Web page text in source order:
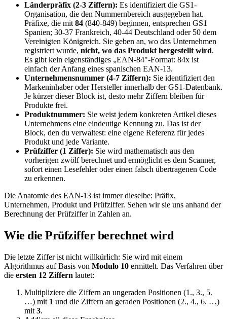
Länderpräfix (2-3 Ziffern): Es identifiziert die GS1-
Organisation, die den Nummernbereich ausgegeben hat.
Präfixe, die mit 84 (840-849) beginnen, entsprechen GS1
Spanien; 30-37 Frankreich, 40-44 Deutschland oder 50 dem
Vereinigten Königreich. Sie geben an, wo das Unternehmen
registriert wurde, nicht, wo das Produkt hergestellt wird.
Es gibt kein eigenständiges „EAN-84"-Format: 84x ist
einfach der Anfang eines spanischen EAN-13.
Unternehmensnummer (4-7 Ziffern): Sie identifiziert den
Markeninhaber oder Hersteller innerhalb der GS1-Datenbank.
Je kürzer dieser Block ist, desto mehr Ziffern bleiben für
Produkte frei.
Produktnummer: Sie weist jedem konkreten Artikel dieses
Unternehmens eine eindeutige Kennung zu. Das ist der
Block, den du verwaltest: eine eigene Referenz für jedes
Produkt und jede Variante.
Prüfziffer (1 Ziffer): Sie wird mathematisch aus den
vorherigen zwölf berechnet und ermöglicht es dem Scanner,
sofort einen Lesefehler oder einen falsch übertragenen Code
zu erkennen.
Die Anatomie des EAN-13 ist immer dieselbe: Präfix,
Unternehmen, Produkt und Prüfziffer. Sehen wir sie uns anhand der
Berechnung der Prüfziffer in Zahlen an.
Wie die Prüfziffer berechnet wird
Die letzte Ziffer ist nicht willkürlich: Sie wird mit einem
Algorithmus auf Basis von Modulo 10 ermittelt. Das Verfahren über
die ersten 12 Ziffern lautet:
Multipliziere die Ziffern an ungeraden Positionen (1., 3., 5.
…) mit 1 und die Ziffern an geraden Positionen (2., 4., 6. …)
mit 3.